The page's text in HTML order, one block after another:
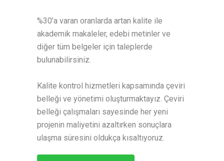
%30’a varan oranlarda artan kalite ile
akademik makaleler, edebi metinler ve
diğer tüm belgeler için taleplerde
bulunabilirsiniz.
Kalite kontrol hizmetleri kapsamında çeviri
belleği ve yönetimi oluşturmaktayız. Çeviri
belleği çalışmaları sayesinde her yeni
projenin maliyetini azaltırken sonuçlara
ulaşma süresini oldukça kısaltıyoruz.